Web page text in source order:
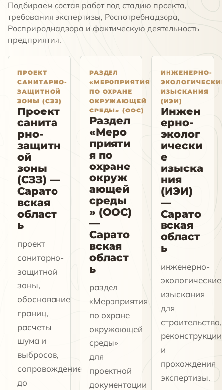
Подбираем состав работ под стадию проекта,
требования экспертизы, Роспотребнадзора,
Росприроднадзора и фактическую деятельность
предприятия.
ПРОЕКТ
САНИТАРНО-
ЗАЩИТНОЙ
ЗОНЫ (СЗЗ)
Проект
санита
рно-
защитн
ой
зоны
(СЗЗ) —
Сарато
вская
област
ь
проект
санитарно-
защитной
зоны,
обоснование
границ,
расчеты
шума и
выбросов,
сопровождение
до
РАЗДЕЛ
«МЕРОПРИЯТИЯ
ПО ОХРАНЕ
ОКРУЖАЮЩЕЙ
СРЕДЫ» (ООС)
Раздел
«Меро
прияти
я по
охране
окруж
ающей
среды
» (ООС)
—
Сарато
вская
област
ь
раздел
«Мероприятия
по охране
окружающей
среды»
для
проектной
документации
ИНЖЕНЕРНО-
ИЗЫСКАНИЯ
(ИЭИ)
Инжен
ерно-
эколог
ически
е
изыска
ния
(ИЭИ)
—
Сарато
вская
област
ь
инженерно-
экологические
изыскания
для
строительства,
реконструкции
и
прохождения
экспертизы.